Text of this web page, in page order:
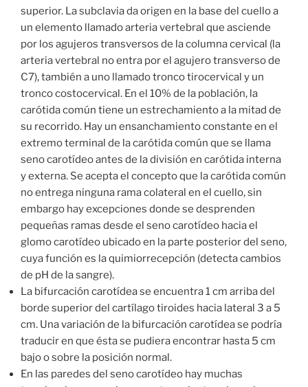
superior. La subclavia da origen en la base del cuello a
un elemento llamado arteria vertebral que asciende
por los agujeros transversos de la columna cervical (la
arteria vertebral no entra por el agujero transverso de
C7), también a uno llamado tronco tirocervical y un
tronco costocervical. En el 10% de la población, la
carótida común tiene un estrechamiento a la mitad de
su recorrido. Hay un ensanchamiento constante en el
extremo terminal de la carótida común que se llama
seno carotídeo antes de la división en carótida interna
y externa. Se acepta el concepto que la carótida común
no entrega ninguna rama colateral en el cuello, sin
embargo hay excepciones donde se desprenden
pequeñas ramas desde el seno carotídeo hacia el
glomo carotídeo ubicado en la parte posterior del seno,
cuya función es la quimiorrecepción (detecta cambios
de pH de la sangre).
La bifurcación carotídea se encuentra 1 cm arriba del
borde superior del cartílago tiroides hacia lateral 3 a 5
cm. Una variación de la bifurcación carotídea se podría
traducir en que ésta se pudiera encontrar hasta 5 cm
bajo o sobre la posición normal.
En las paredes del seno carotídeo hay muchas